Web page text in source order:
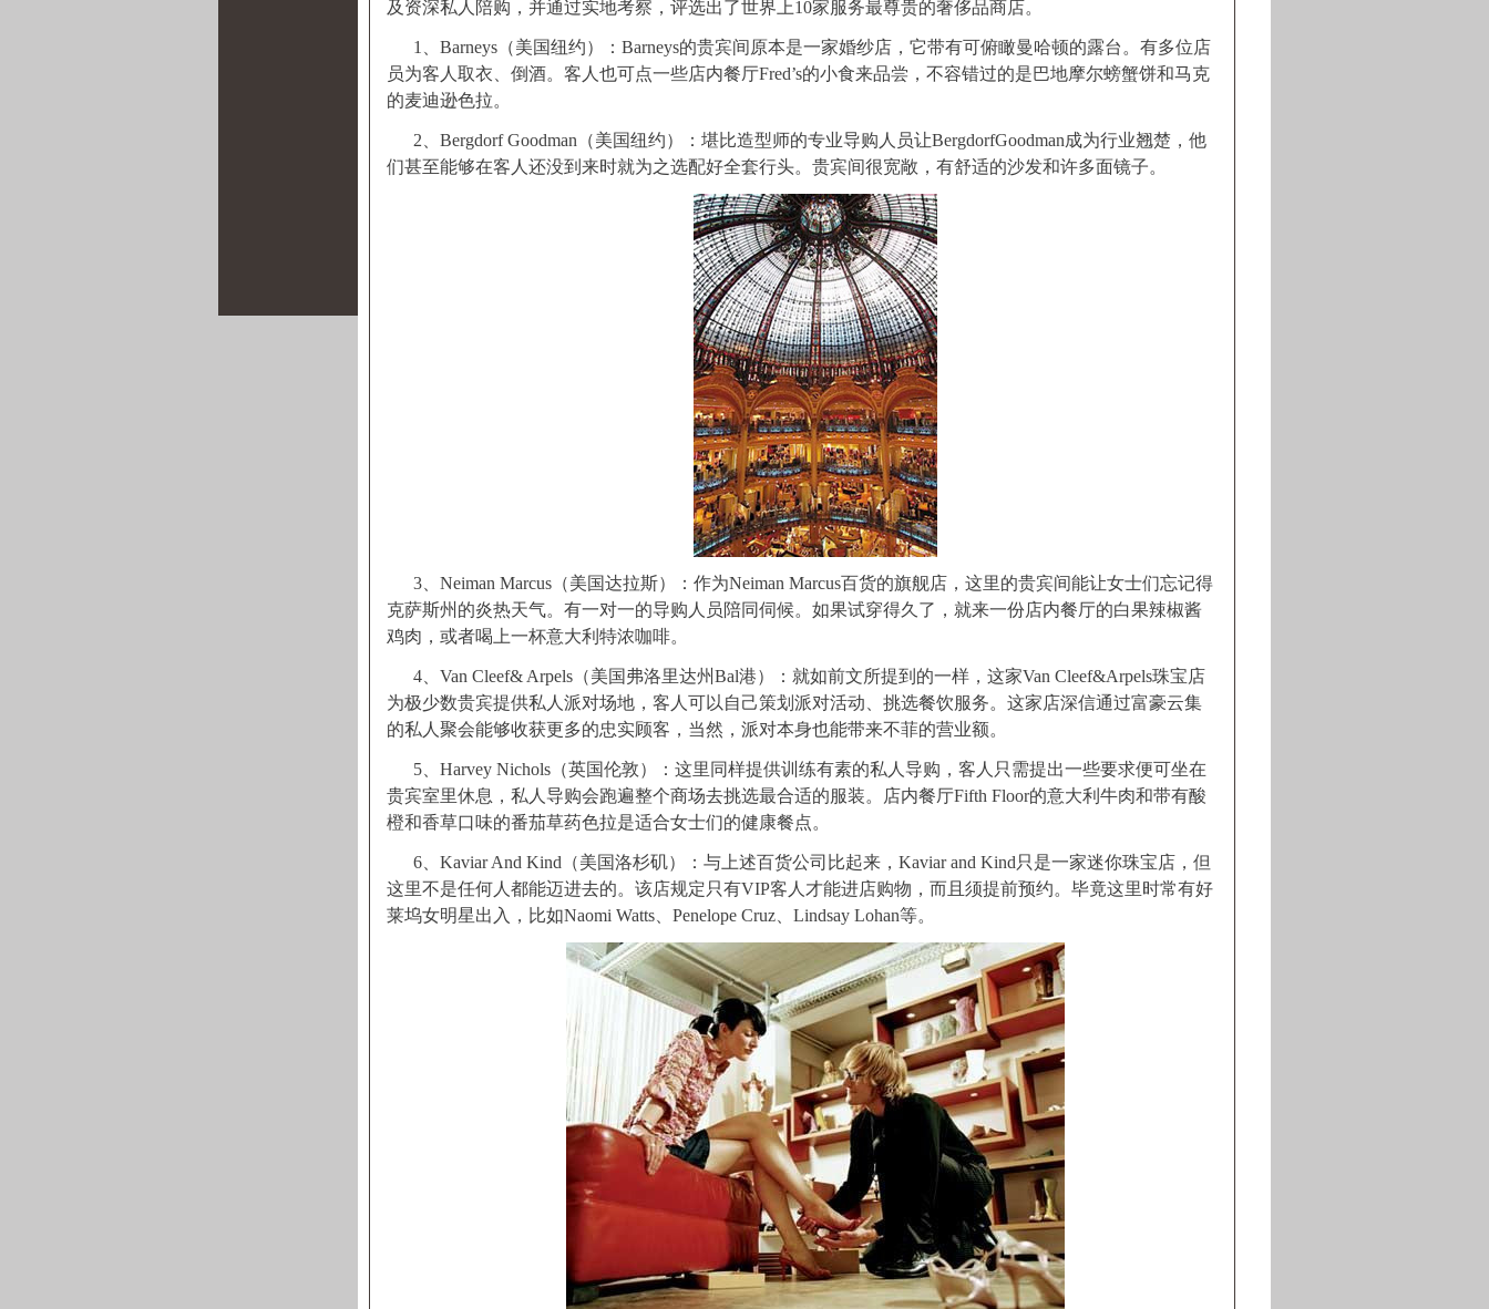
及资深私人陪购，并通过实地考察，评选出了世界上10家服务最尊贵的奢侈品商店。
1、Barneys（美国纽约）：Barneys的贵宾间原本是一家婚纱店，它带有可俯瞰曼哈顿的露台。有多位店
员为客人取衣、倒酒。客人也可点一些店内餐厅Fred’s的小食来品尝，不容错过的是巴地摩尔螃蟹饼和马克
的麦迪逊色拉。
2、Bergdorf Goodman（美国纽约）：堪比造型师的专业导购人员让BergdorfGoodman成为行业翘楚，他
们甚至能够在客人还没到来时就为之选配好全套行头。贵宾间很宽敞，有舒适的沙发和许多面镜子。
3、Neiman Marcus（美国达拉斯）：作为Neiman Marcus百货的旗舰店，这里的贵宾间能让女士们忘记得
克萨斯州的炎热天气。有一对一的导购人员陪同伺候。如果试穿得久了，就来一份店内餐厅的白果辣椒酱
鸡肉，或者喝上一杯意大利特浓咖啡。
4、Van Cleef& Arpels（美国弗洛里达州Bal港）：就如前文所提到的一样，这家Van Cleef&Arpels珠宝店
为极少数贵宾提供私人派对场地，客人可以自己策划派对活动、挑选餐饮服务。这家店深信通过富豪云集
的私人聚会能够收获更多的忠实顾客，当然，派对本身也能带来不菲的营业额。
5、Harvey Nichols（英国伦敦）：这里同样提供训练有素的私人导购，客人只需提出一些要求便可坐在
贵宾室里休息，私人导购会跑遍整个商场去挑选最合适的服装。店内餐厅Fifth Floor的意大利牛肉和带有酸
橙和香草口味的番茄草药色拉是适合女士们的健康餐点。
6、Kaviar And Kind（美国洛杉矶）：与上述百货公司比起来，Kaviar and Kind只是一家迷你珠宝店，但
这里不是任何人都能迈进去的。该店规定只有VIP客人才能进店购物，而且须提前预约。毕竟这里时常有好
莱坞女明星出入，比如Naomi Watts、Penelope Cruz、Lindsay Lohan等。